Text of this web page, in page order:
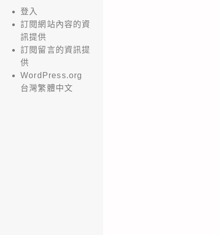
登入
訂閱網站內容的資
訊提供
訂閱留言的資訊提
供
WordPress.org
台灣繁體中文